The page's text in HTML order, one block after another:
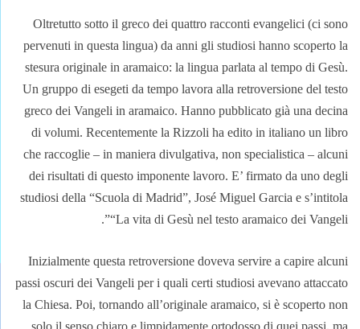
Oltretutto sotto il greco dei quattro racconti evangelici (ci sono
pervenuti in questa lingua) da anni gli studiosi hanno scoperto la
stesura originale in aramaico: la lingua parlata al tempo di Gesù.
Un gruppo di esegeti da tempo lavora alla retroversione del testo
greco dei Vangeli in aramaico. Hanno pubblicato già una decina
di volumi. Recentemente la Rizzoli ha edito in italiano un libro
che raccoglie – in maniera divulgativa, non specialistica – alcuni
dei risultati di questo imponente lavoro. E’ firmato da uno degli
studiosi della “Scuola di Madrid”, José Miguel Garcia e s’intitola
“La vita di Gesù nel testo aramaico dei Vangeli”.
Inizialmente questa retroversione doveva servire a capire alcuni
passi oscuri dei Vangeli per i quali certi studiosi avevano attaccato
la Chiesa. Poi, tornando all’originale aramaico, si è scoperto non
solo il senso chiaro e limpidamente ortodosso di quei passi, ma